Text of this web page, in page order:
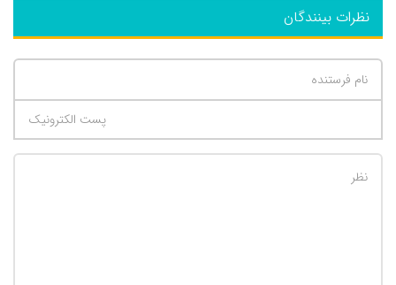
نظرات بینندگان